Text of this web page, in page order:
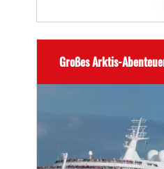
Großes Arktis-